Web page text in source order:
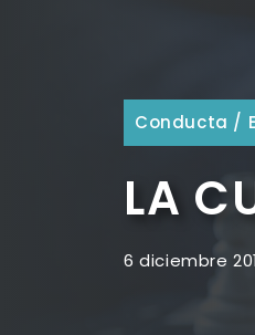
Conducta /
LA
6 diciembre